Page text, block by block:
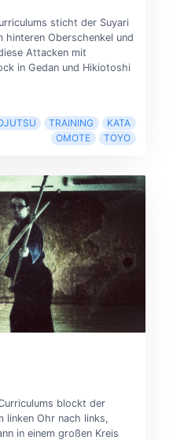
sticht der Suyari
hinteren Oberschenkel und
Attacken mit
in Gedan und Hikiotoshi
TRAINING
KATA
OMOTE
TOYO
blockt der
linken Ohr nach links,
in einem großen Kreis